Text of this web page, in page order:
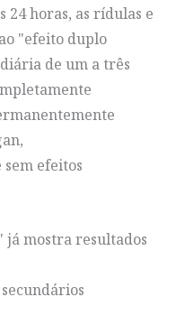
24 horas, as rídulas e
"efeito duplo
de um a três
efeitos
já mostra resultados